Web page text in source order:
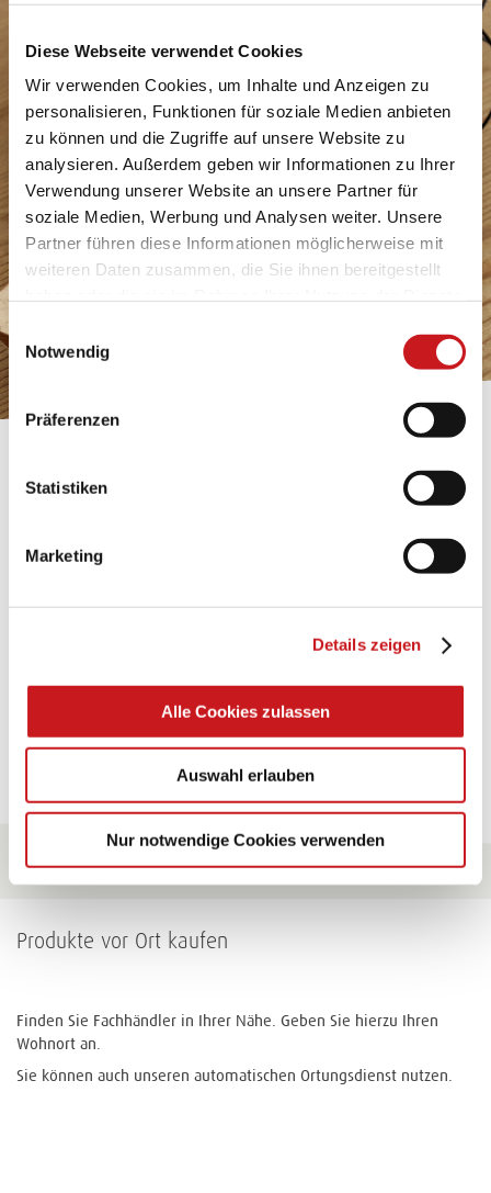
Diese Webseite verwendet Cookies
Wir verwenden Cookies, um Inhalte und Anzeigen zu
personalisieren, Funktionen für soziale Medien anbieten
zu können und die Zugriffe auf unsere Website zu
analysieren. Außerdem geben wir Informationen zu Ihrer
Verwendung unserer Website an unsere Partner für
soziale Medien, Werbung und Analysen weiter. Unsere
Partner führen diese Informationen möglicherweise mit
weiteren Daten zusammen, die Sie ihnen bereitgestellt
Datenschutzhinweisen
mehr darüber, wer wir sind, wie
personenbezogene Daten verarbeiten. Hier geht’s zum
Impressum.
Notwendig
Präferenzen
Statistiken
Marketing
Details zeigen
Alle Cookies zulassen
Auswahl erlauben
Nur notwendige Cookies verwenden
Glänzende Ideen mit wasserfestem Papier. Perfekt zu
Verwendungen.
Zu allen Tipps
Produkte vor Ort kaufen
Finden Sie Fachhändler in Ihrer Nähe. Geben Sie hierzu Ihren
Wohnort an.
Sie können auch unseren automatischen Ortungsdienst nutzen.